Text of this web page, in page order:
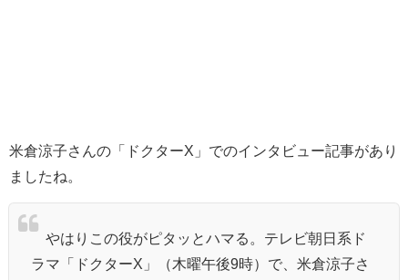
米倉涼子さんの「ドクターX」でのインタビュー記事があり
ましたね。
やはりこの役がピタッとハマる。テレビ朝日系ド
ラマ「ドクターX」（木曜午後9時）で、米倉涼子さ